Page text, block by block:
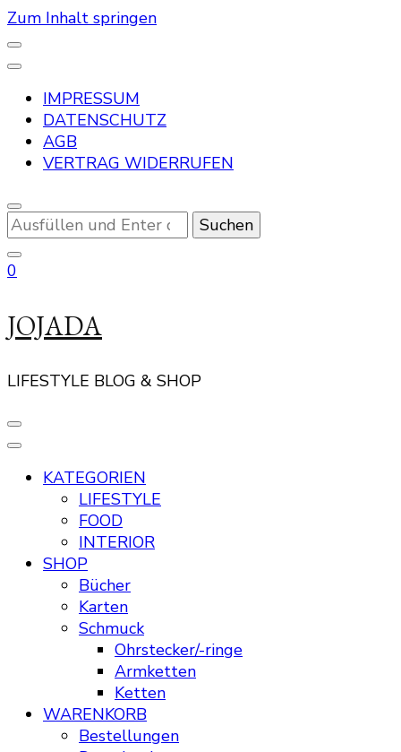
Zum Inhalt springen
IMPRESSUM
DATENSCHUTZ
AGB
VERTRAG WIDERRUFEN
Suchst
du
nach
0
JOJADA
LIFESTYLE BLOG & SHOP
KATEGORIEN
LIFESTYLE
FOOD
INTERIOR
SHOP
Bücher
Karten
Schmuck
Ohrstecker/-ringe
Armketten
Ketten
WARENKORB
Bestellungen